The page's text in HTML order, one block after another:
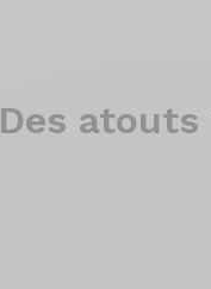
Des atouts